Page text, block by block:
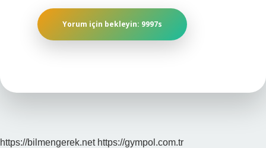
https://bilmengerek.net https://gympol.com.tr